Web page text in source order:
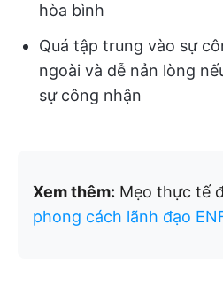
hòa bình
Quá tập trung vào sự
ngoài và dễ nản lòng
sự công nhận
Xem thêm: Mẹo thực tế
phong cách lãnh đạo